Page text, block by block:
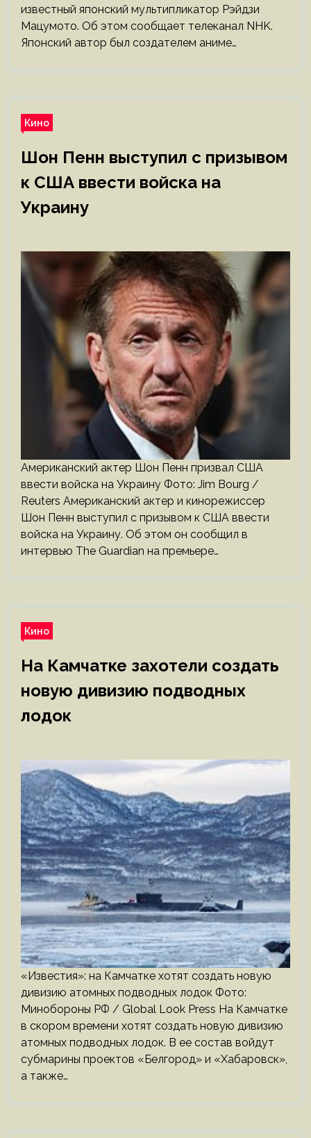
известный японский мультипликатор Рэйдзи
Мацумото. Об этом сообщает телеканал NHK.
Японский автор был создателем аниме…
Кино
Шон Пенн выступил с призывом
к США ввести войска на
Украину
Американский актер Шон Пенн призвал США
ввести войска на Украину Фото: Jim Bourg /
Reuters Американский актер и кинорежиссер
Шон Пенн выступил с призывом к США ввести
войска на Украину. Об этом он сообщил в
интервью The Guardian на премьере…
Кино
На Камчатке захотели создать
новую дивизию подводных
лодок
«Известия»: на Камчатке хотят создать новую
дивизию атомных подводных лодок Фото:
Минобороны РФ / Global Look Press На Камчатке
в скором времени хотят создать новую дивизию
атомных подводных лодок. В ее состав войдут
субмарины проектов «Белгород» и «Хабаровск»,
а также…